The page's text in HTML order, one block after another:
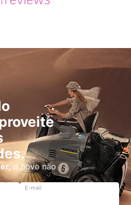
o novo não
E-mail